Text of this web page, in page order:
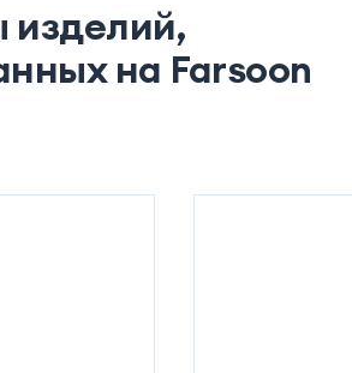
на Farsoon